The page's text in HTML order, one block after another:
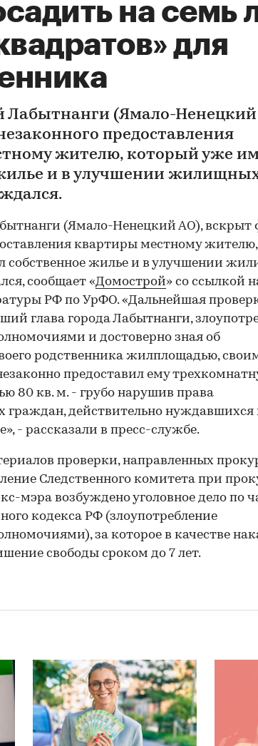
на семь
для
Лабытнанги (Ямало-
предоставления
жителю, который уже
и в улучшении
(Ямало-Ненецкий АО), вскрыт
квартиры местному жителю,
собственное жилье и в улучшении
сообщает «Домострой» со ссылкой
РФ по УрФО. «Дальнейшая
глава города Лабытнанги,
и достоверно зная об
родственника жилплощадью,
предоставил ему
80 кв. м. - грубо нарушив права
граждан, действительно нуждавшихся
- рассказали в пресс-службе.
проверки, направленных
Следственного комитета при
мэра возбуждено уголовное дело по
кодекса РФ (злоупотребление
за которое в качестве
свободы сроком до 7 лет.